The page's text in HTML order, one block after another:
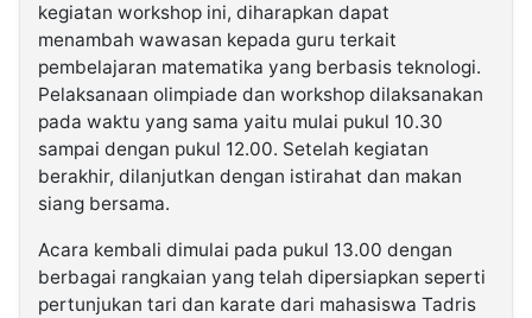
kegiatan workshop ini, diharapkan dapat
menambah wawasan kepada guru terkait
pembelajaran matematika yang berbasis teknologi.
Pelaksanaan olimpiade dan workshop dilaksanakan
pada waktu yang sama yaitu mulai pukul 10.30
sampai dengan pukul 12.00. Setelah kegiatan
berakhir, dilanjutkan dengan istirahat dan makan
siang bersama.
Acara kembali dimulai pada pukul 13.00 dengan
berbagai rangkaian yang telah dipersiapkan seperti
pertunjukan tari dan karate dari mahasiswa Tadris